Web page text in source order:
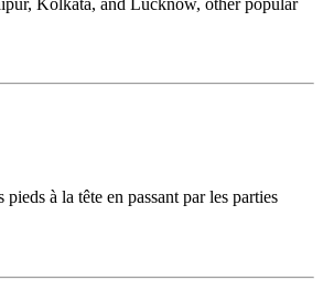
Kolkata, and Lucknow, other popular
à la tête en passant par les parties